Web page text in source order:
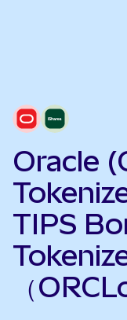
Oracle
TIPS
（